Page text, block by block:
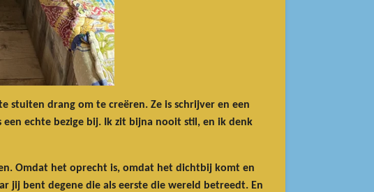
stuiten drang om te creëren. Ze is schrijver en een
echte bezige bij. Ik zit bijna nooit stil, en ik denk
Omdat het oprecht is, omdat het dichtbij komt en
jij bent degene die als eerste die wereld betreedt. En